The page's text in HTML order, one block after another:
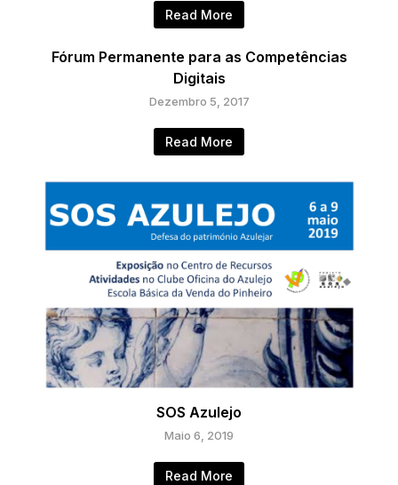
Read More
Fórum Permanente para as Competências
Digitais
Dezembro 5, 2017
Read More
SOS Azulejo
Maio 6, 2019
Read More